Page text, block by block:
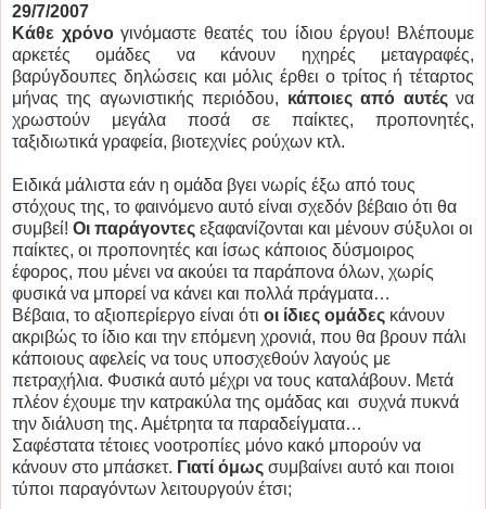
29/7/2007
Κάθε χρόνογινόμαστε θεατές του ίδιου έργου! Βλέπουμε
αρκετές ομάδες να κάνουν ηχηρές μεταγραφές,
βαρύγδουπες δηλώσεις και μόλις έρθει ο τρίτος ή τέταρτος
μήνας της αγωνιστικής περιόδου, κάποιες από αυτέςνα
χρωστούν μεγάλα ποσά σε παίκτες, προπονητές,
ταξιδιωτικά γραφεία, βιοτεχνίες ρούχων κτλ.
Ειδικά μάλιστα εάν η ομάδα βγει νωρίς έξω από τους
στόχους της, το φαινόμενο αυτό είναι σχεδόν βέβαιο ότι θα
συμβεί! Οι παράγοντες εξαφανίζονται και μένουν σύξυλοι οι
παίκτες, οι προπονητές και ίσως κάποιος δύσμοιρος
έφορος, που μένει να ακούει τα παράπονα όλων, χωρίς
φυσικά να μπορεί να κάνει και πολλά πράγματα…
Βέβαια, το αξιοπερίεργο είναι ότι οι ίδιες ομάδες κάνουν
ακριβώς το ίδιο και την επόμενη χρονιά, που θα βρουν πάλι
κάποιους αφελείς να τους υποσχεθούν λαγούς με
πετραχήλια. Φυσικά αυτό μέχρι να τους καταλάβουν. Μετά
πλέον έχουμε την κατρακύλα της ομάδας και συχνά πυκνά
την διάλυση της. Αμέτρητα τα παραδείγματα…
Σαφέστατα τέτοιες νοοτροπίες μόνο κακό μπορούν να
κάνουν στο μπάσκετ. Γιατί όμως συμβαίνει αυτό και ποιοι
τύποι παραγόντων λειτουργούν έτσι;